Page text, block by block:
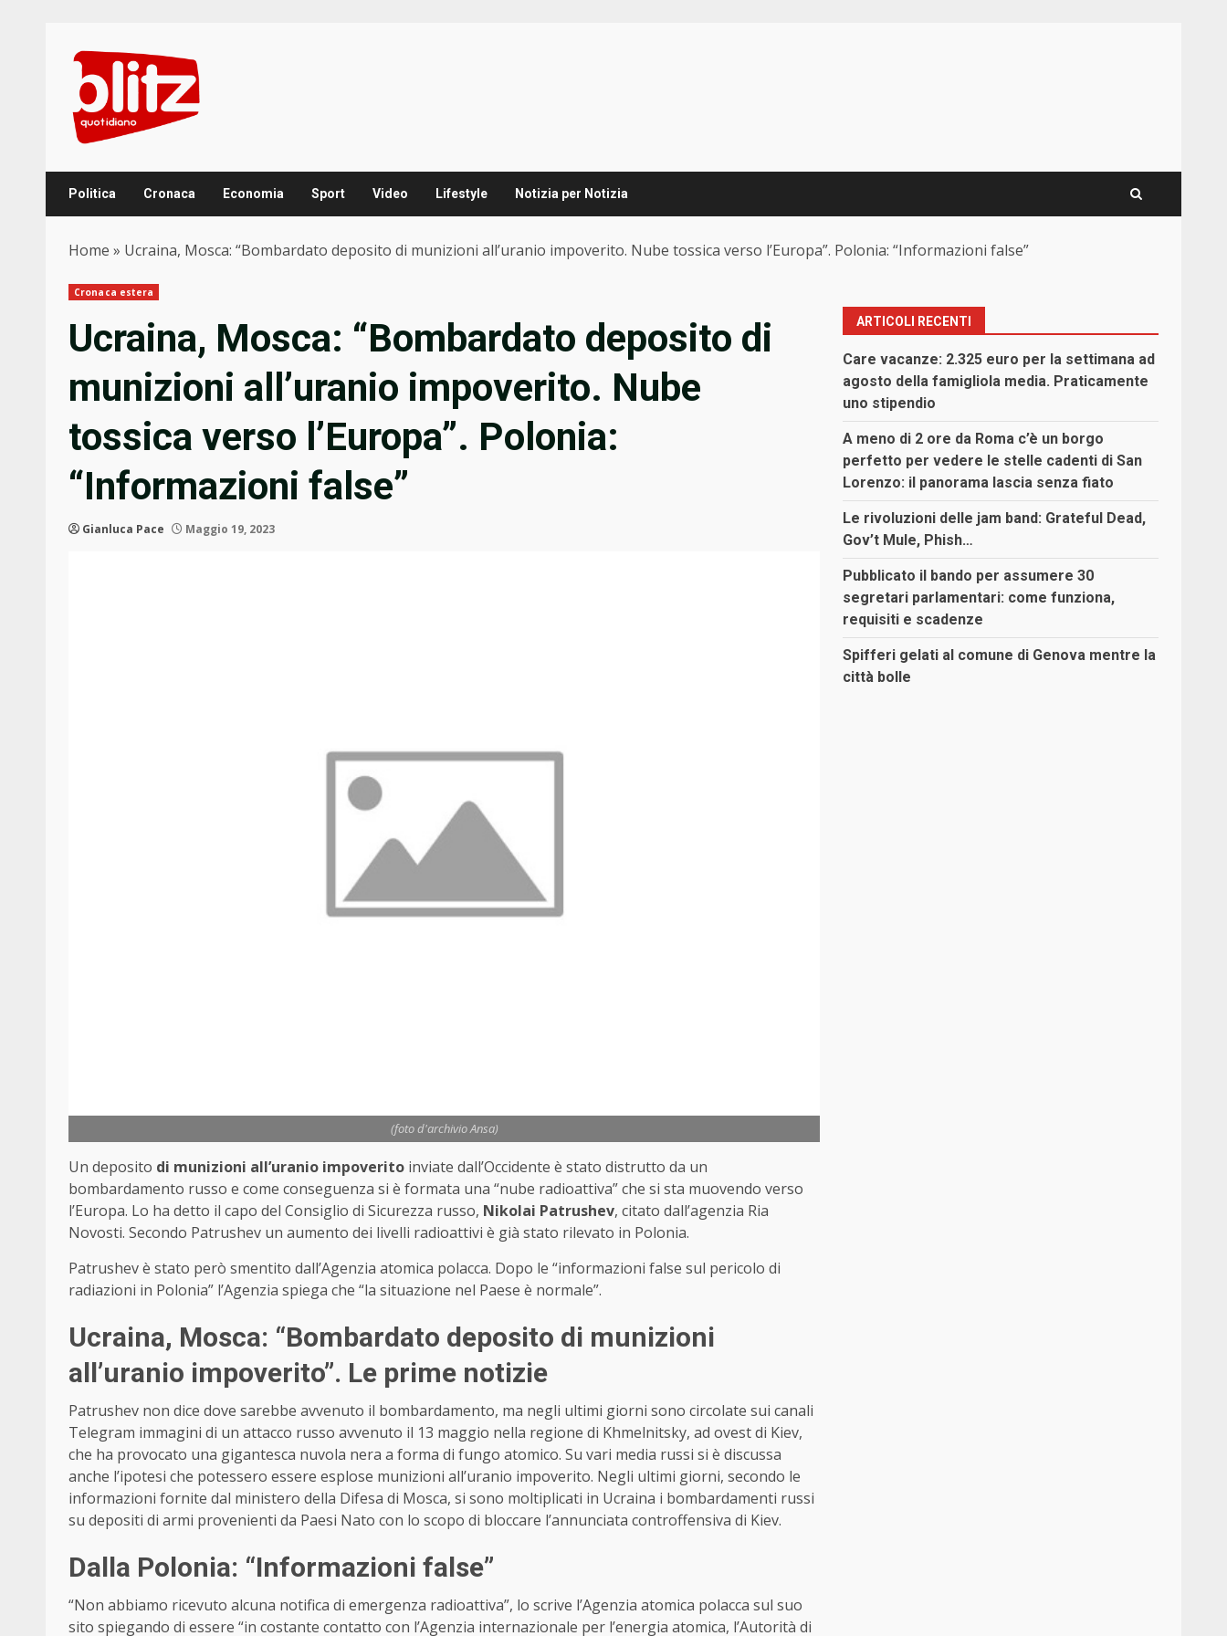
content
Politica Cronaca Economia Sport Video Lifestyle Notizia per Notizia
Home » Ucraina, Mosca: “Bombardato deposito di munizioni all’uranio impoverito. Nube tossica verso l’Europa”. Polonia: “Informazioni false”
Cronaca estera
Ucraina, Mosca: “Bombardato deposito di
munizioni all’uranio impoverito. Nube
tossica verso l’Europa”. Polonia:
“Informazioni false”
Gianluca Pace Maggio 19, 2023
(foto d'archivio Ansa)
Un deposito di munizioni all’uranio impoverito inviate dall’Occidente è stato distrutto da un
bombardamento russo e come conseguenza si è formata una “nube radioattiva” che si sta muovendo verso
l’Europa. Lo ha detto il capo del Consiglio di Sicurezza russo, Nikolai Patrushev, citato dall’agenzia Ria
Novosti. Secondo Patrushev un aumento dei livelli radioattivi è già stato rilevato in Polonia.
Patrushev è stato però smentito dall’Agenzia atomica polacca. Dopo le “informazioni false sul pericolo di
radiazioni in Polonia” l’Agenzia spiega che “la situazione nel Paese è normale”.
Ucraina, Mosca: “Bombardato deposito di munizioni
all’uranio impoverito”. Le prime notizie
Patrushev non dice dove sarebbe avvenuto il bombardamento, ma negli ultimi giorni sono circolate sui canali
Telegram immagini di un attacco russo avvenuto il 13 maggio nella regione di Khmelnitsky, ad ovest di Kiev,
che ha provocato una gigantesca nuvola nera a forma di fungo atomico. Su vari media russi si è discussa
anche l’ipotesi che potessero essere esplose munizioni all’uranio impoverito. Negli ultimi giorni, secondo le
informazioni fornite dal ministero della Difesa di Mosca, si sono moltiplicati in Ucraina i bombardamenti russi
su depositi di armi provenienti da Paesi Nato con lo scopo di bloccare l’annunciata controffensiva di Kiev.
Dalla Polonia: “Informazioni false”
“Non abbiamo ricevuto alcuna notifica di emergenza radioattiva”, lo scrive l’Agenzia atomica polacca sul suo
sito spiegando di essere “in costante contatto con l’Agenzia internazionale per l’energia atomica, l’Autorità di
ARTICOLI RECENTI
Care vacanze: 2.325 euro per la settimana ad
agosto della famigliola media. Praticamente
uno stipendio
A meno di 2 ore da Roma c’è un borgo
perfetto per vedere le stelle cadenti di San
Lorenzo: il panorama lascia senza fiato
Le rivoluzioni delle jam band: Grateful Dead,
Gov’t Mule, Phish…
Pubblicato il bando per assumere 30
segretari parlamentari: come funziona,
requisiti e scadenze
Spifferi gelati al comune di Genova mentre la
città bolle